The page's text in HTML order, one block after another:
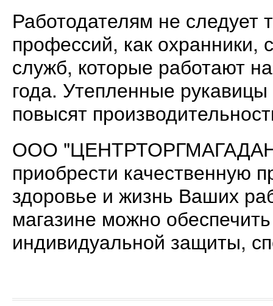
Работодателям не следует
профессий, как охранники,
служб, которые работают
года. Утепленные
повысят
ООО
приобрести качественную
здоровье и жизнь Ваших
магазине можно
индивидуальной защиты,